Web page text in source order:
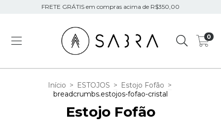
FRETE GRÁTIS em compras acima de R$350,00
0
Início > ESTOJOS > Estojo Fofão >
breadcrumbs.estojos-fofao-cristal
Estojo Fofão